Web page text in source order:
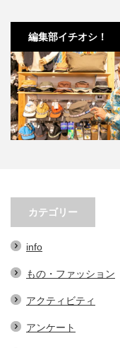
編集部イチオシ！
！KAVUの帽子３選。オ
で実用的なアイテム…
カテゴリー
info
もの・ファッション
アクティビティ
アンケート